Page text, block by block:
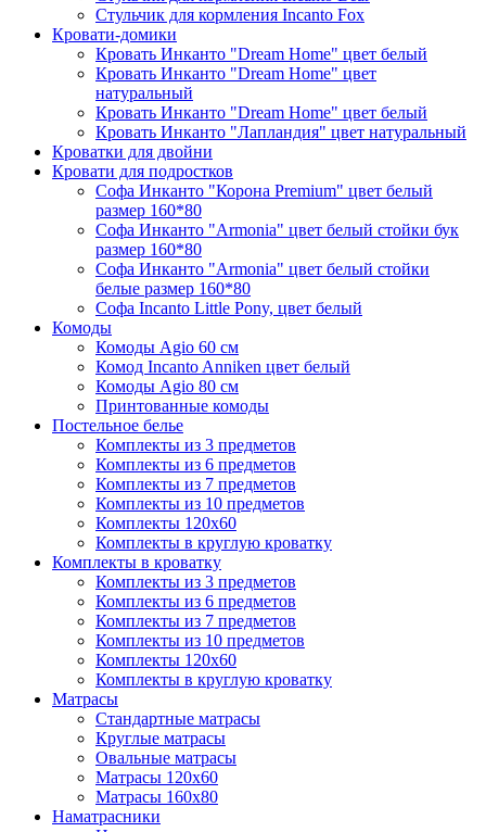
Стульчик для кормления Incanto Fox
Кровати-домики
Кровать Инканто "Dream Home" цвет белый
Кровать Инканто "Dream Home" цвет
натуральный
Кровать Инканто "Dream Home" цвет белый
Кровать Инканто "Лапландия" цвет натуральный
Кроватки для двойни
Кровати для подростков
Софа Инканто "Корона Premium" цвет белый
размер 160*80
Софа Инканто "Armonia" цвет белый стойки бук
размер 160*80
Софа Инканто "Armonia" цвет белый стойки
белые размер 160*80
Софа Incanto Little Pony, цвет белый
Комоды
Комоды Agio 60 см
Комод Incanto Anniken цвет белый
Комоды Agio 80 см
Принтованные комоды
Постельное белье
Комплекты из 3 предметов
Комплекты из 6 предметов
Комплекты из 7 предметов
Комплекты из 10 предметов
Комплекты 120х60
Комплекты в круглую кроватку
Комплекты в кроватку
Комплекты из 3 предметов
Комплекты из 6 предметов
Комплекты из 7 предметов
Комплекты из 10 предметов
Комплекты 120х60
Комплекты в круглую кроватку
Матрасы
Стандартные матрасы
Круглые матрасы
Овальные матрасы
Матрасы 120х60
Матрасы 160х80
Наматрасники